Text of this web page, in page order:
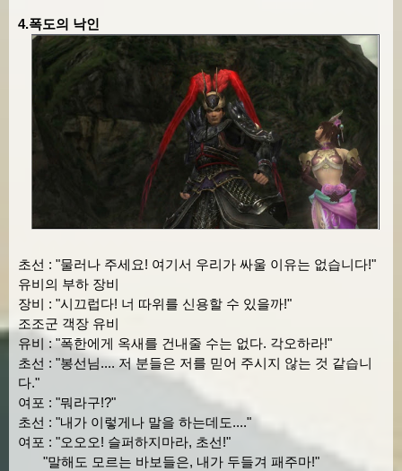
4.폭도의 낙인
초선 : "물러나 주세요! 여기서 우리가 싸울 이유는 없습니다!"
유비의 부하 장비
장비 : "시끄럽다! 너 따위를 신용할 수 있을까!"
조조군 객장 유비
유비 : "폭한에게 옥새를 건내줄 수는 없다. 각오하라!"
초선 : "봉선님.... 저 분들은 저를 믿어 주시지 않는 것 같습니
다."
여포 : "뭐라구!?"
초선 : "내가 이렇게나 말을 하는데도...."
여포 : "오오오! 슬퍼하지마라, 초선!"
"말해도 모르는 바보들은, 내가 두들겨 패주마!"